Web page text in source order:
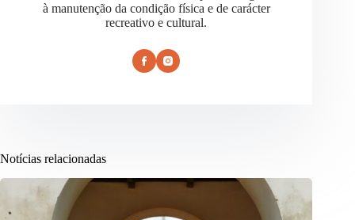
à manutenção da condição física e de carácter
recreativo e cultural.
Notícias relacionadas